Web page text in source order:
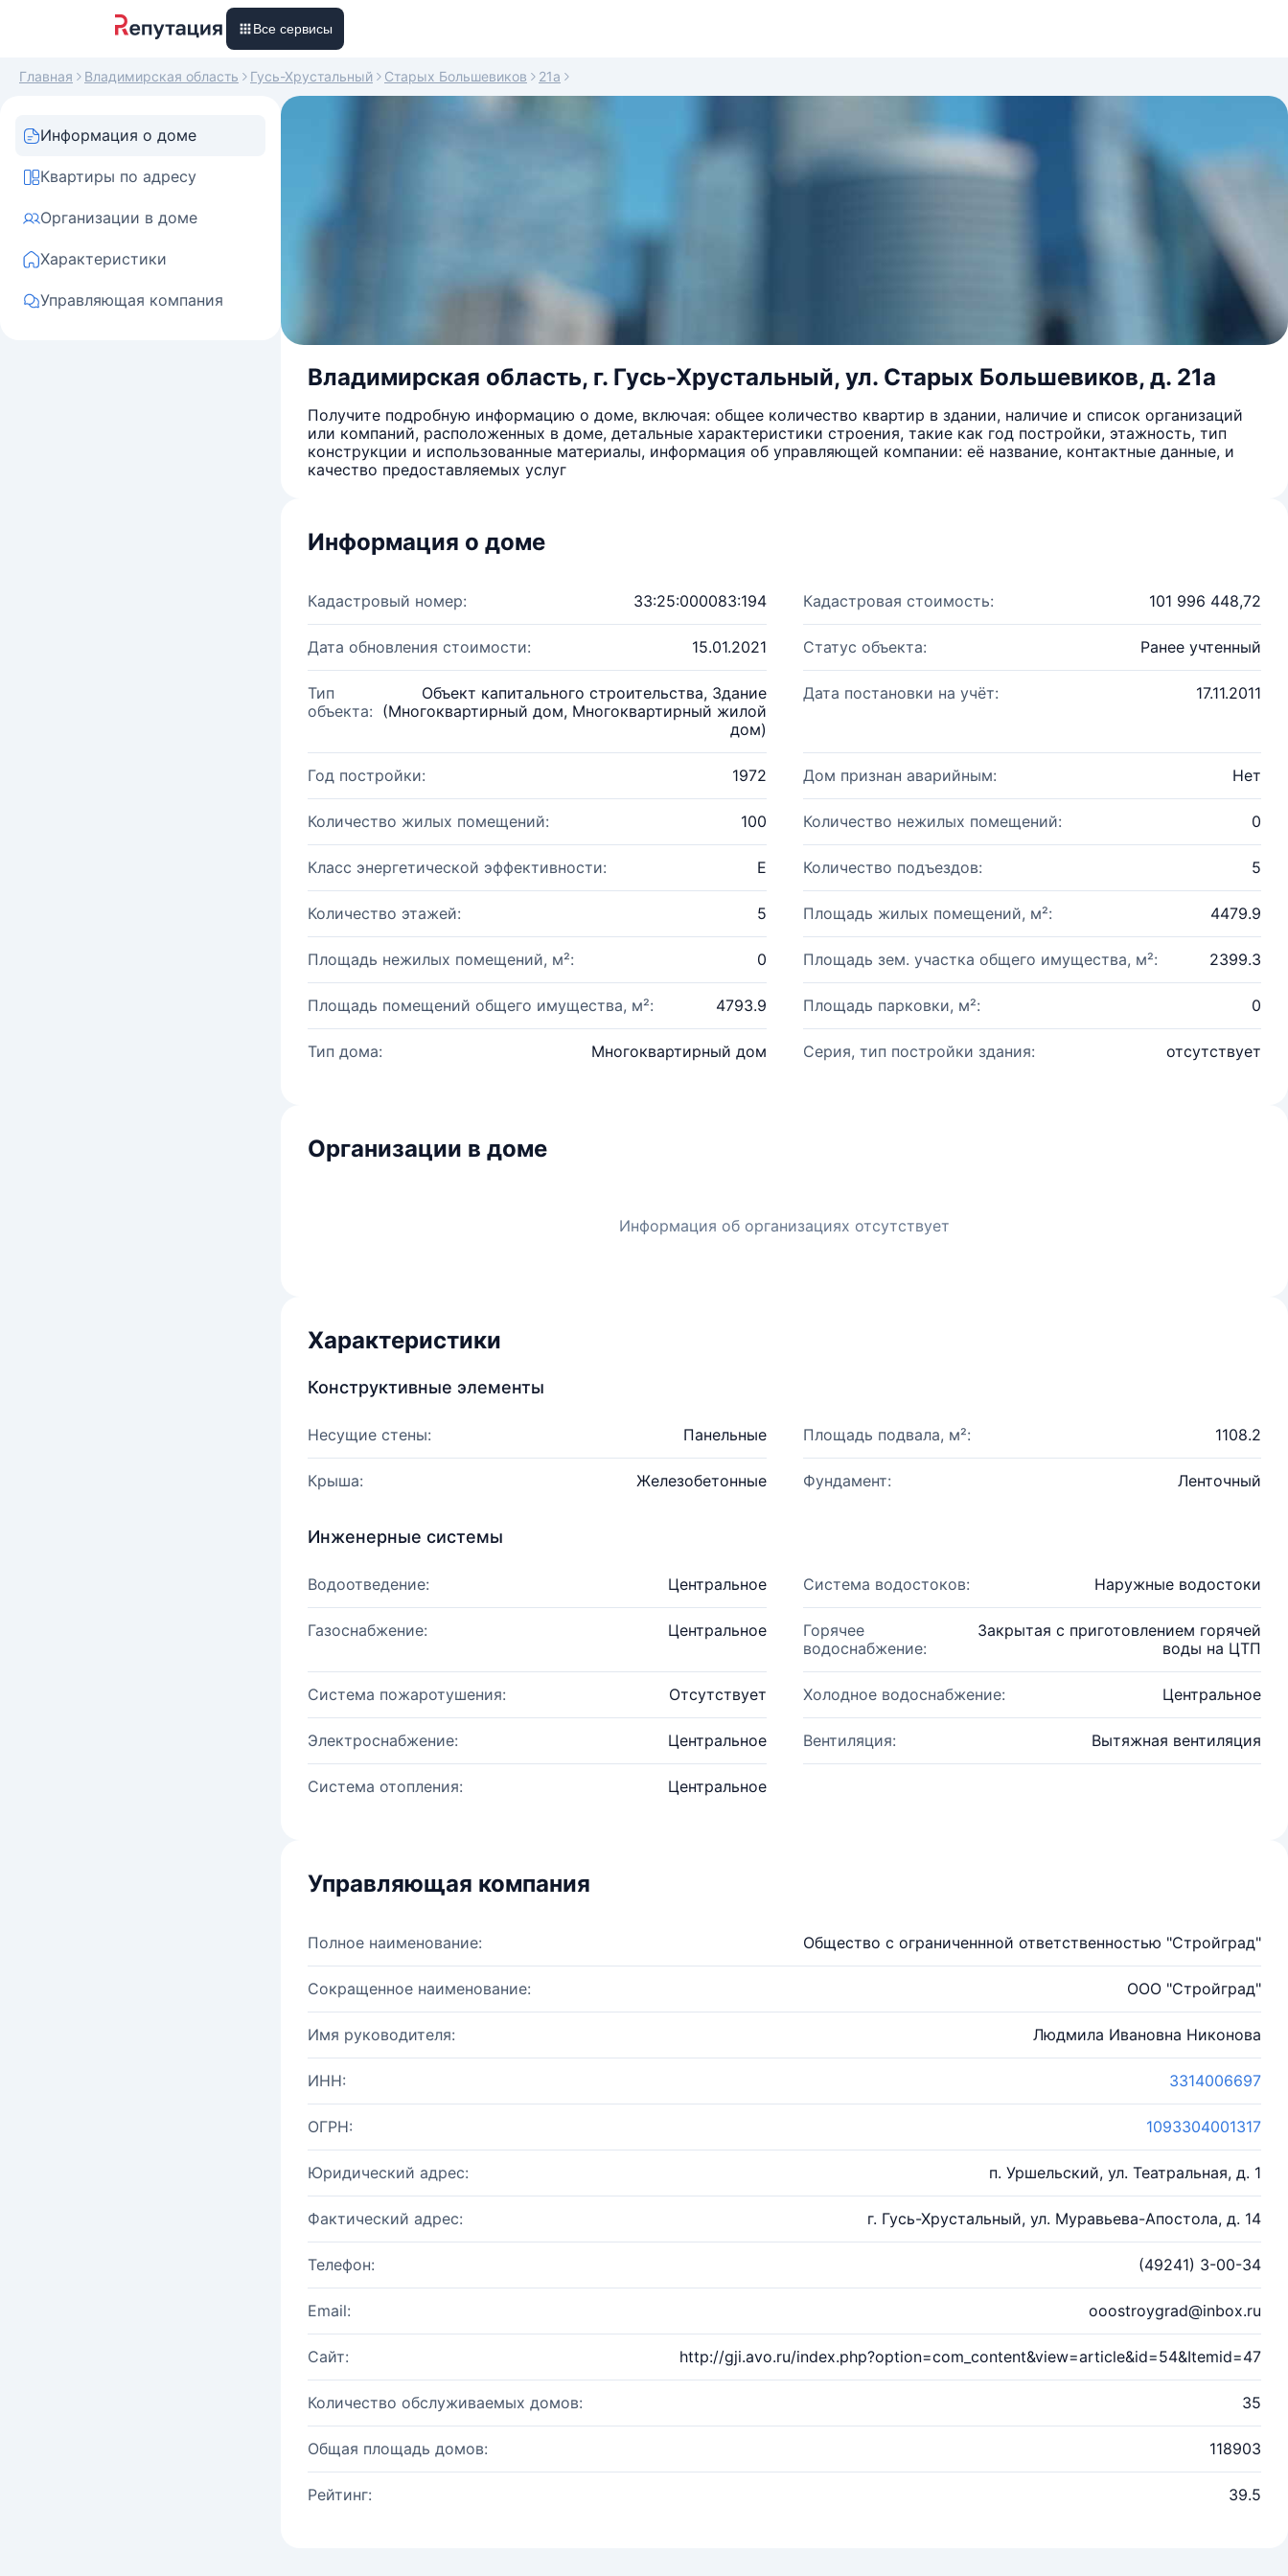
Все сервисы
Главная Владимирская область Гусь-Хрустальный Старых Большевиков 21а
Информация о доме
Квартиры по адресу
Организации в доме
Характеристики
Управляющая компания
Владимирская область, г. Гусь-Хрустальный, ул. Старых Большевиков, д. 21а
Получите подробную информацию о доме, включая: общее количество квартир в здании, наличие и список организаций
или компаний, расположенных в доме, детальные характеристики строения, такие как год постройки, этажность, тип
конструкции и использованные материалы, информация об управляющей компании: её название, контактные данные, и
качество предоставляемых услуг
Информация о доме
Кадастровый номер: 33:25:000083:194 Кадастровая стоимость: 101 996 448,72
Дата обновления стоимости: 15.01.2021 Статус объекта: Ранее учтенный
Тип
объекта:
Объект капитального строительства, Здание
(Многоквартирный дом, Многоквартирный жилой
дом)
Дата постановки на учёт: 17.11.2011
Год постройки: 1972 Дом признан аварийным: Нет
Количество жилых помещений: 100 Количество нежилых помещений: 0
Класс энергетической эффективности: E Количество подъездов: 5
Количество этажей: 5 Площадь жилых помещений, м²: 4479.9
Площадь нежилых помещений, м²: 0 Площадь зем. участка общего имущества, м²: 2399.3
Площадь помещений общего имущества, м²: 4793.9 Площадь парковки, м²: 0
Тип дома: Многоквартирный дом Серия, тип постройки здания: отсутствует
Организации в доме
Информация об организациях отсутствует
Характеристики
Конструктивные элементы
Несущие стены: Панельные Площадь подвала, м²: 1108.2
Крыша: Железобетонные Фундамент: Ленточный
Инженерные системы
Водоотведение: Центральное Система водостоков: Наружные водостоки
Газоснабжение: Центральное
Горячее
водоснабжение:
Закрытая с приготовлением горячей
воды на ЦТП
Система пожаротушения: Отсутствует Холодное водоснабжение: Центральное
Электроснабжение: Центральное Вентиляция: Вытяжная вентиляция
Система отопления: Центральное
Управляющая компания
Полное наименование: Общество с ограниченнной ответственностью "Стройград"
Сокращенное наименование: ООО "Стройград"
Имя руководителя: Людмила Ивановна Никонова
ИНН: 3314006697
ОГРН: 1093304001317
Юридический адрес: п. Уршельский, ул. Театральная, д. 1
Фактический адрес: г. Гусь-Хрустальный, ул. Муравьева-Апостола, д. 14
Телефон: (49241) 3-00-34
Email: ooostroygrad@inbox.ru
Сайт: http://gji.avo.ru/index.php?option=com_content&view=article&id=54&Itemid=47
Количество обслуживаемых домов: 35
Общая площадь домов: 118903
Рейтинг: 39.5